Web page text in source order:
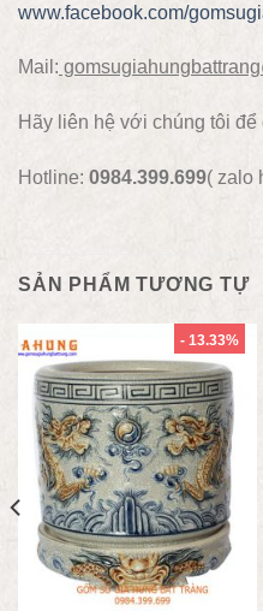
www.facebook.com/
Mail:
Hãy liên hệ với chúng tôi để
Hotline: 0984.399.699( zalo
SẢN PHẨM TƯƠNG TỰ
- 13.33%